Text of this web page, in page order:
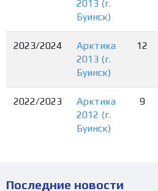
2013 (г.
Буинск)
2023/2024
Арктика
2013 (г.
Буинск)
12
2022/2023
Арктика
2012 (г.
Буинск)
9
Последние новости